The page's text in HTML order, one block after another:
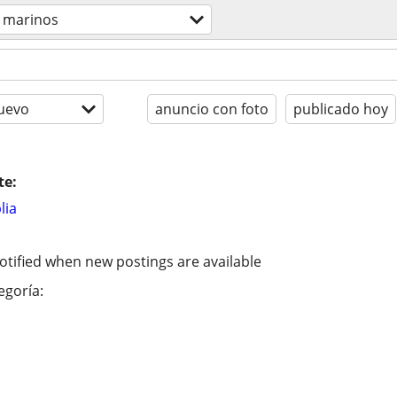
anuncio con foto publicado hoy
when new postings are available